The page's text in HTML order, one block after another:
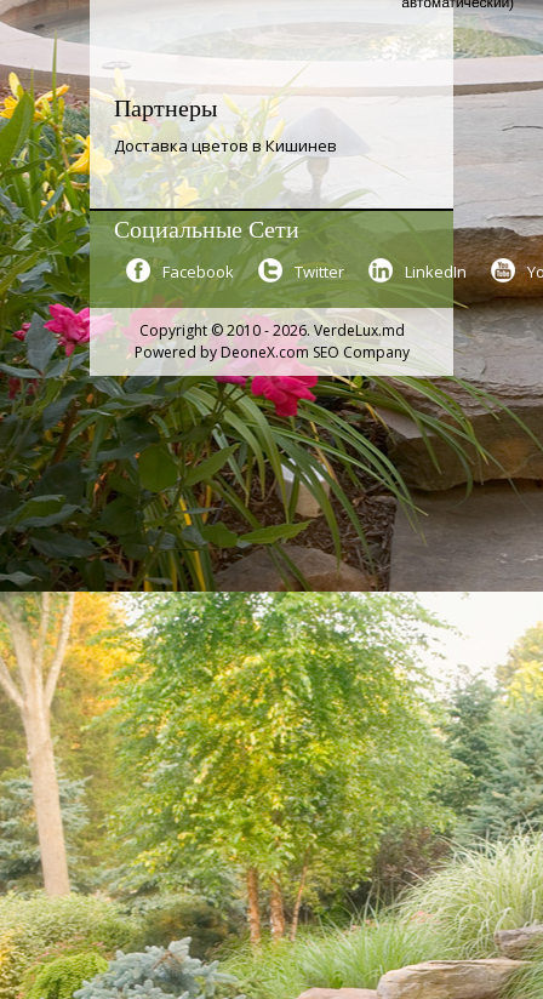
Партнеры
Доставка цветов в Кишинев
Социальные Сети
Facebook Twitter LinkedIn
Copyright © 2010 - 2026. VerdeLux.md
Powered byDeoneX.com SEO Company